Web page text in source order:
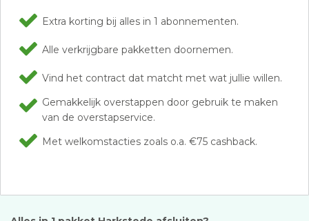
Extra korting bij alles in 1 abonnementen.
Alle verkrijgbare pakketten doornemen.
Vind het contract dat matcht met wat jullie willen.
Gemakkelijk overstappen door gebruik te maken
van de overstapservice.
Met welkomstacties zoals o.a. €75 cashback.